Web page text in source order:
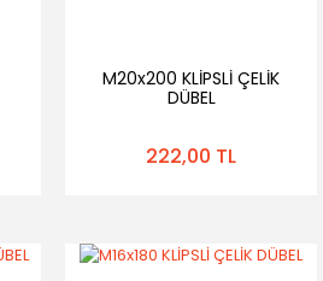
M20x200 KLİPSLİ ÇELİK
DÜBEL
222,00 TL